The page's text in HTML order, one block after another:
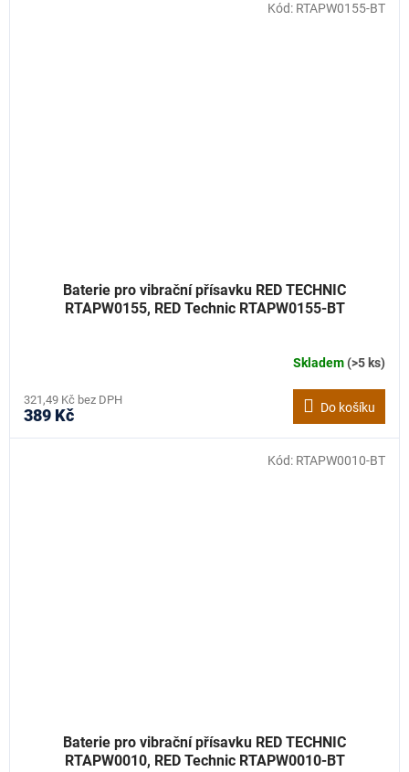
Baterie pro vibrační přísavku RED TECHNIC
RTAPW0155, RED Technic RTAPW0155-BT
Skladem(>5 ks)
321,49 Kč bez DPH
389 Kč Do košíku
Kód: RTAPW0155-BT
Baterie pro vibrační přísavku RED TECHNIC
RTAPW0010, RED Technic RTAPW0010-BT
Kód: RTAPW0010-BT